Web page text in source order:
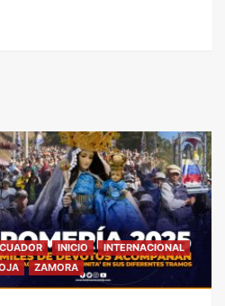
INICIO
INTERNACIONAL
ZAMORA